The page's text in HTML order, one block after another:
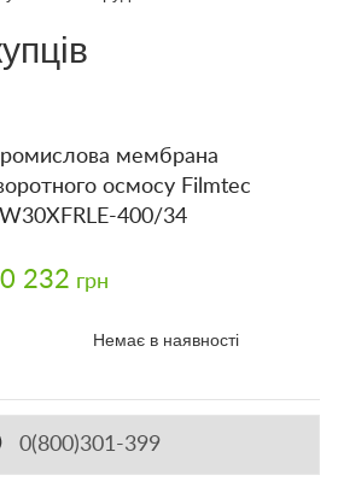
мембрана
осмосу Filmtec
400/34
232 грн
Немає в наявності
0(800)301-399